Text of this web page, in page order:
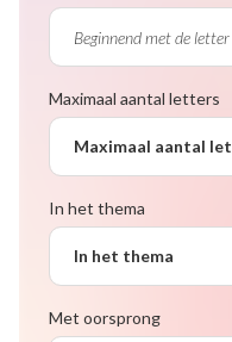
Maximaal aantal letters
Maximaal aantal
In het thema
In het thema
Met oorsprong